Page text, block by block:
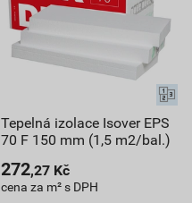
Tepelná izolace Isover EPS
70 F 150 mm (1,5 m2/bal.)
272,27 Kč
cena za m² s DPH